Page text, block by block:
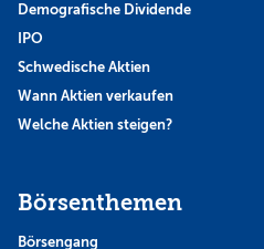
Demografische Dividende
IPO
Schwedische Aktien
Wann Aktien verkaufen
Welche Aktien steigen?
Börsenthemen
Börsengang